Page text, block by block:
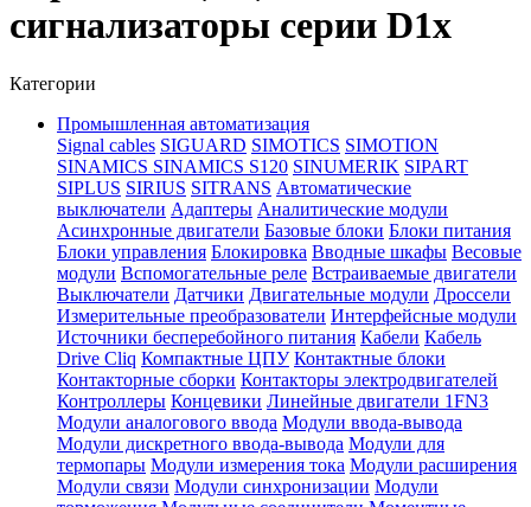
сигнализаторы серии D1x
Категории
Промышленная автоматизация
Signal cables SIGUARD SIMOTICS SIMOTION
SINAMICS SINAMICS S120 SINUMERIK SIPART
SIPLUS SIRIUS SITRANS Автоматические
выключатели Адаптеры Аналитические модули
Асинхронные двигатели Базовые блоки Блоки питания
Блоки управления Блокировка Вводные шкафы Весовые
модули Вспомогательные реле Встраиваемые двигатели
Выключатели Датчики Двигательные модули Дроссели
Измерительные преобразователи Интерфейсные модули
Источники бесперебойного питания Кабели Кабель
Drive Cliq Компактные ЦПУ Контактные блоки
Контакторные сборки Контакторы электродвигателей
Контроллеры Концевики Линейные двигатели 1FN3
Модули аналогового ввода Модули ввода-вывода
Модули дискретного ввода-вывода Модули для
термопары Модули измерения тока Модули расширения
Модули связи Модули синхронизации Модули